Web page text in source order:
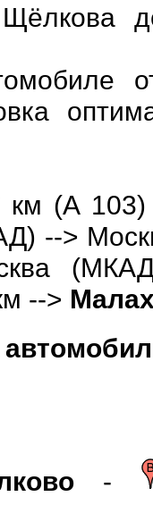
Щёлкова
км (А
-->
-->
-